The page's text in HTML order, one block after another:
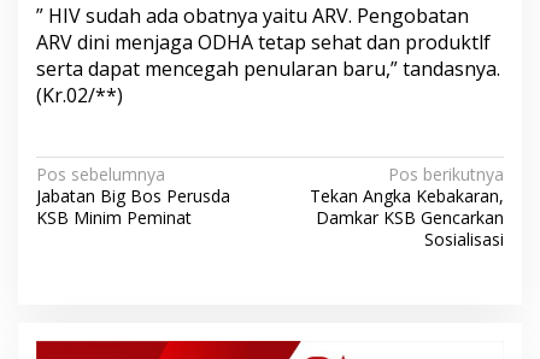
” HIV sudah ada obatnya yaitu ARV. Pengobatan
ARV dini menjaga ODHA tetap sehat dan produktlf
serta dapat mencegah penularan baru,” tandasnya.
(Kr.02/**)
N
a
a
Pos sebelumnya
Jabatan Big Bos Perusda
KSB Minim Peminat
Pos berikutnya
Tekan Angka Kebakaran,
Damkar KSB Gencarkan
Sosialisasi